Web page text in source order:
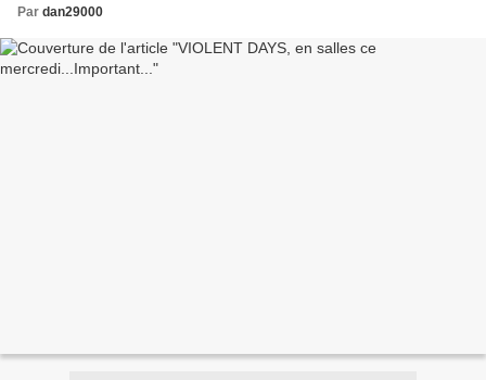
Par dan29000